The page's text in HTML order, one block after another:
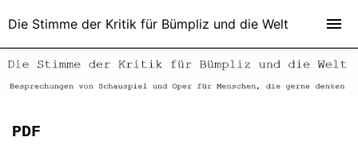
PDF
Die Stimme der Kritik für Bümpliz und die Welt